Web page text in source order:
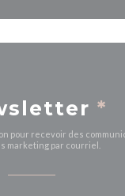
*
pour recevoir des
marketing par courriel.